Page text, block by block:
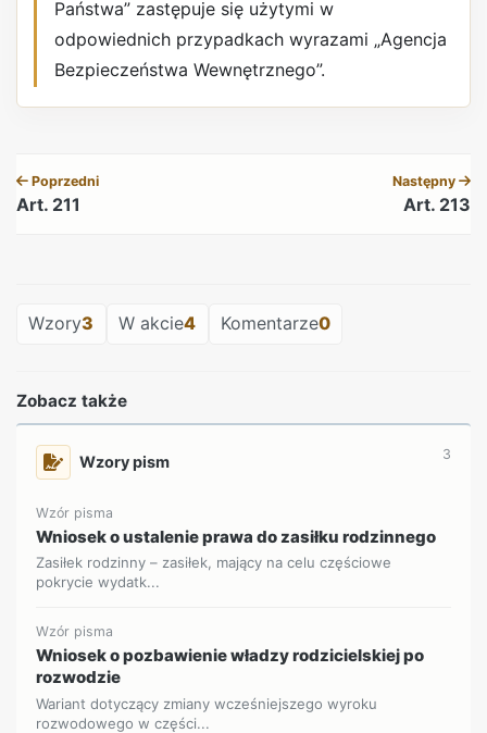
Państwa” zastępuje się użytymi w
odpowiednich przypadkach wyrazami „Agencja
Bezpieczeństwa Wewnętrznego”.
Poprzedni
Art. 211
Następny
Art. 213
Wzory3 W akcie4 Komentarze0
Zobacz także
Wzory pism 3
Wzór pisma
Wniosek o ustalenie prawa do zasiłku rodzinnego
Zasiłek rodzinny – zasiłek, mający na celu częściowe
pokrycie wydatk...
Wzór pisma
Wniosek o pozbawienie władzy rodzicielskiej po
rozwodzie
Wariant dotyczący zmiany wcześniejszego wyroku
rozwodowego w części...